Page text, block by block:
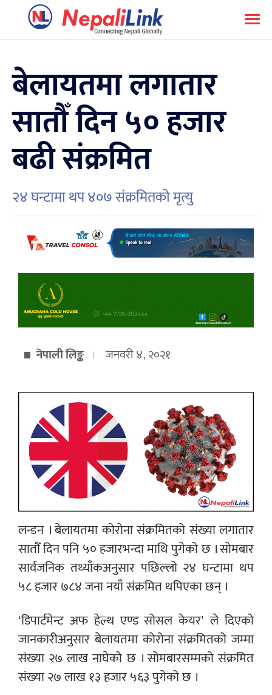
बेलायतमा लगातार
सातौँ दिन ५० हजार
बढी संक्रमित
२४ घन्टामा थप ४०७ संक्रमितको मृत्यु
नेपाली लिङ्क जनवरी ४, २०२१
लन्डन । बेलायतमा कोरोना संक्रमितको संख्या लगातार
सातौँ दिन पनि ५० हजारभन्दा माथि पुगेको छ । सोमबार
सार्वजनिक तथ्याँकअनुसार पछिल्लो २४ घन्टामा थप
५८ हजार ७८४ जना नयाँ संक्रमित थपिएका छन् ।
‘डिपार्टमेन्ट अफ हेल्थ एण्ड सोसल केयर’ ले दिएको
जानकारीअनुसार बेलायतमा कोरोना संक्रमितको जम्मा
संख्या २७ लाख नाघेको छ । सोमबारसम्मको संक्रमित
संख्या २७ लाख १३ हजार ५६३ पुगेको छ ।